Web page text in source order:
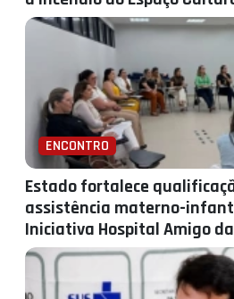
ENCONTRO
Estado fortalece
assistência materno-
Iniciativa Hospital Amigo